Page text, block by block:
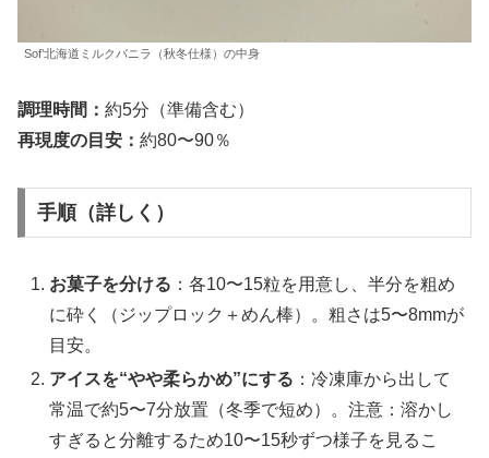
Sof’北海道ミルクバニラ（秋冬仕様）の中身
調理時間： 約5分（準備含む）
再現度の目安： 約80〜90％
手順（詳しく）
お菓子を分ける ：各10〜15粒を用意し、半分を粗め
に砕く（ジップロック＋めん棒）。粗さは5〜8mmが
目安。
アイスを“やや柔らかめ”にする ：冷凍庫から出して
常温で約5〜7分放置（冬季で短め）。注意：溶かし
すぎると分離するため10〜15秒ずつ様子を見るこ